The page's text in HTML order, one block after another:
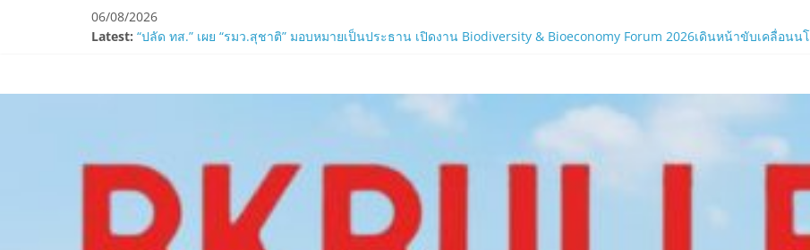
06/08/2026
Latest: ZTE จับมือ AIS อัปเกรด Backbone Networkสำหรับภาครัฐและองค์กรธุรกิจ มุ่งเสริมรากฐานเศรษฐกิจดิจิทัลให้แกร่งยิ่งขึ้น
LORDNINE ครบรอบ 1 ปี! Smilegate เปิด “Helena” เซิร์ฟฯ ใหม่ พร้อมอาวุธเคียวและศึกกิลด์-PvP เดือดครึ่งปีหลัง 2026
Smilegate ฉลองครบรอบ 1 ปี “Lordnine”เปิดตัวเซิร์ฟใหม่ ‘Helena’ บูสต์ EXP กระฉูด 50% พร้อมแจกซัมมอนสูงสุด 1,111 ครั้ง!
www.bkbulletin.com
ข่าว
ครบ
ด้าน